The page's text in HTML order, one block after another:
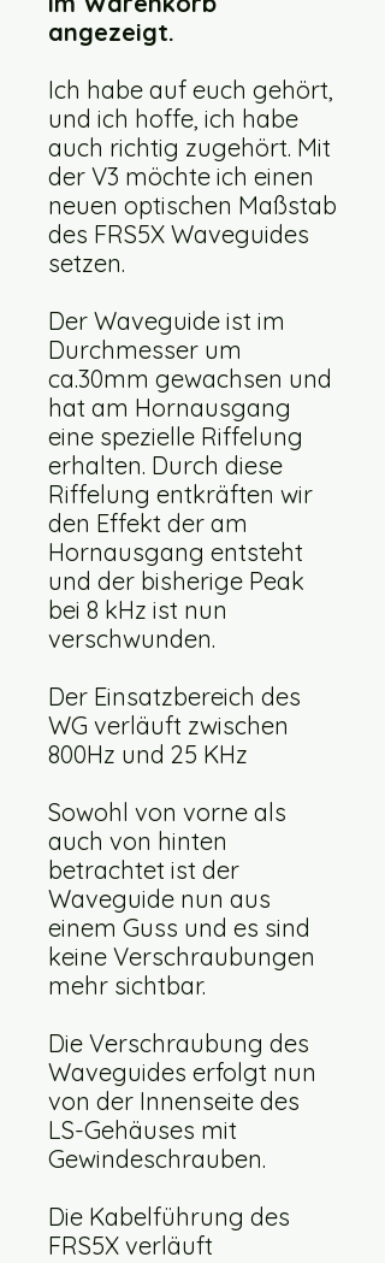
angezeigt.
Ich habe auf euch gehört,
und ich hoffe, ich habe
auch richtig zugehört. Mit
der V3 möchte ich einen
neuen optischen Maßstab
des FRS5X Waveguides
setzen.
Der Waveguide ist im
Durchmesser um
ca.30mm gewachsen und
hat am Hornausgang
eine spezielle Riffelung
erhalten. Durch diese
Riffelung entkräften wir
den Effekt der am
Hornausgang entsteht
und der bisherige Peak
bei 8 kHz ist nun
verschwunden.
Der Einsatzbereich des
WG verläuft zwischen
800Hz und 25 KHz
Sowohl von vorne als
auch von hinten
betrachtet ist der
Waveguide nun aus
einem Guss und es sind
keine Verschraubungen
mehr sichtbar.
Die Verschraubung des
Waveguides erfolgt nun
von der Innenseite des
LS-Gehäuses mit
Gewindeschrauben.
Die Kabelführung des
FRS5X verläuft